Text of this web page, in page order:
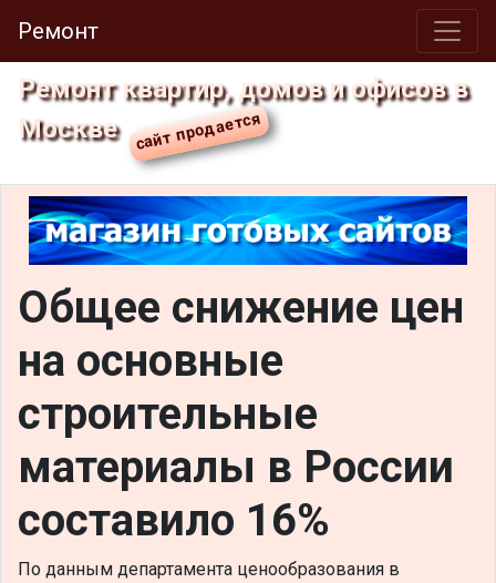
Ремонт
Ремонт квартир, домов и офисов в
Москве
Общее снижение цен
на основные
строительные
материалы в России
составило 16%
По данным департамента ценообразования в